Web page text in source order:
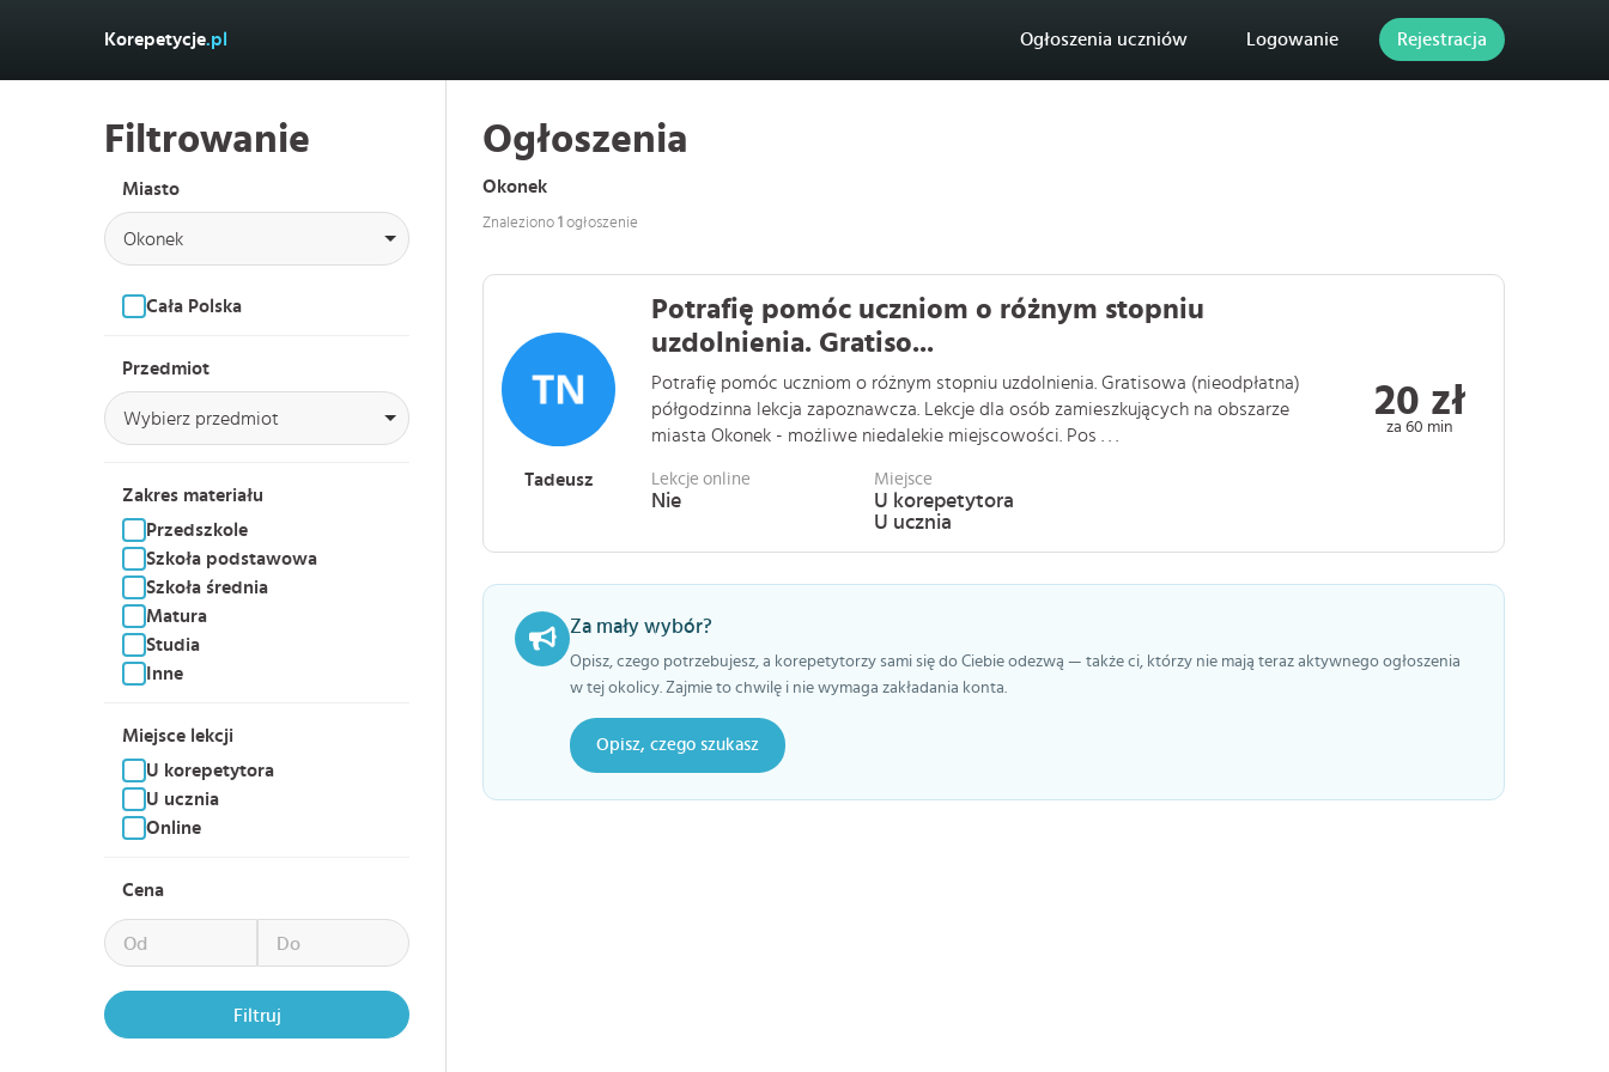
Korepetycje.pl Ogłoszenia uczniów Logowanie Rejestracja
Filtrowanie
Miasto
Okonek
Cała Polska
Przedmiot
Wybierz przedmiot
Zakres materiału
Przedszkole
Szkoła podstawowa
Szkoła średnia
Matura
Studia
Inne
Miejsce lekcji
U korepetytora
U ucznia
Online
Cena
Filtruj
Ogłoszenia
Okonek
Znaleziono 1 ogłoszenie
Tadeusz
Potrafię pomóc uczniom o różnym stopniu
uzdolnienia. Gratiso...
Potrafię pomóc uczniom o różnym stopniu uzdolnienia. Gratisowa (nieodpłatna)
półgodzinna lekcja zapoznawcza. Lekcje dla osób zamieszkujących na obszarze
miasta Okonek - możliwe niedalekie miejscowości. Pos . . .
Lekcje online
Nie
Miejsce
U korepetytora
U ucznia
20 zł
za 60 min
Za mały wybór?
Opisz, czego potrzebujesz, a korepetytorzy sami się do Ciebie odezwą — także ci, którzy nie mają teraz aktywnego ogłoszenia
w tej okolicy. Zajmie to chwilę i nie wymaga zakładania konta.
Opisz, czego szukasz